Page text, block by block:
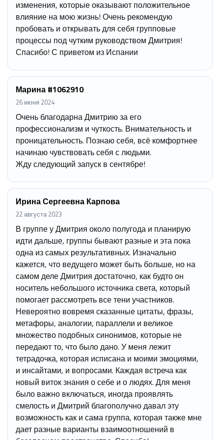
изменения, которые оказывают положительное
влияние на мою жизнь! Очень рекомендую
пробовать и открывать для себя групповые
процессы под чутким руководством Дмитрия!
Спасибо! С приветом из Испании
Марина #1062910
26 июня 2024
Очень благодарна Дмитрию за его
профессионализм и чуткость. Внимательность и
проницательность. Познаю себя, всё комфортнее
начинаю чувствовать себя с людьми.
Жду следующий запуск в сентябре!
Ирина Сергеевна Карпова
22 августа 2023
В группе у Дмитрия около полугода и планирую
идти дальше, группы бывают разные и эта пока
одна из самых результативных. Изначально
кажется, что ведущего может быть больше, но на
самом деле Дмитрия достаточно, как будто он
носитель небольшого источника света, который
помогает рассмотреть все тени участников.
Невероятно вовремя сказанные цитаты, фразы,
метафоры, аналогии, параллели и великое
множество подобных синонимов, которые не
передают то, что было дано. У меня лежит
тетрадочка, которая исписана и моими эмоциями,
и инсайтами, и вопросами. Каждая встреча как
новый виток знания о себе и о людях. Для меня
было важно включаться, иногда проявлять
смелость и Дмитрий благополучно давал эту
возможность как и сама группа, которая также мне
дает разные варианты взаимоотношений в